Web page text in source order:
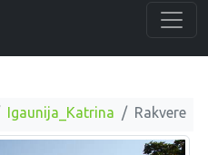
Igaunija_Katrina Rakvere